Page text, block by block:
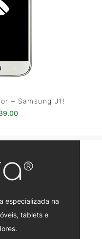
– Samsung J1!
preço original era: €49.00.
O preço atual é:
especializada na
tablets e